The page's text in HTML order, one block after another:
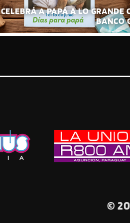
CELEBRÁ A PAPÁ A LO GRANDE
BANCO
©